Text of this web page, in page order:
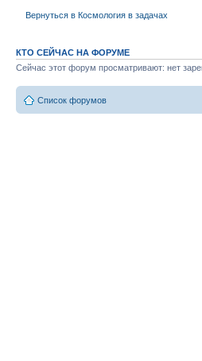
Вернуться в Космология в задачах
КТО СЕЙЧАС НА ФОРУМЕ
Сейчас этот форум просматривают: нет
Список форумов